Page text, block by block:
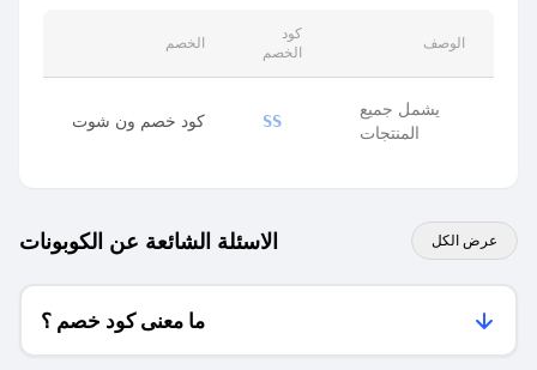
الخصم
كود
الخصم
الوصف
كود خصم ون شوت SS
يشمل جميع
المنتجات
الاسئلة الشائعة عن الكوبونات عرض الكل
ما معنى كود خصم ؟